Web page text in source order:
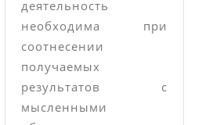
деятельность
необходима при
соотнесении
получаемых
результатов с
мысленными